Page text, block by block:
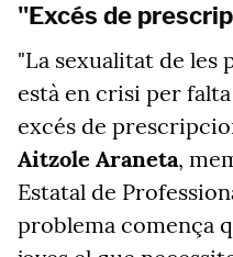
"Excés de
"La sexualitat de les
està en crisi per
excés de
Aitzole Araneta,
Estatal de
problema comença